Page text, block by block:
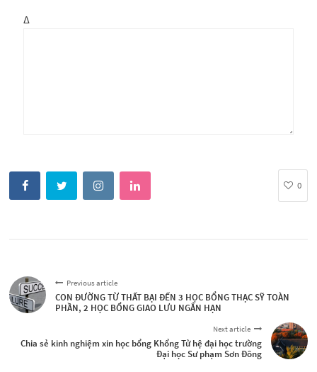
Δ
0
Previous article
CON ĐƯỜNG TỪ THẤT BẠI ĐẾN 3 HỌC BỔNG THẠC SỸ TOÀN
PHẦN, 2 HỌC BỔNG GIAO LƯU NGẮN HẠN
Next article
Chia sẻ kinh nghiệm xin học bổng Khổng Tử hệ đại học trường
Đại học Sư phạm Sơn Đông